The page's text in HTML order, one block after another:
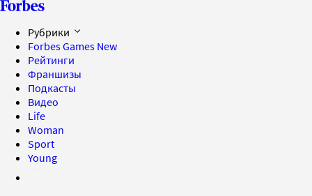
Рубрики
Forbes Games New
Рейтинги
Франшизы
Подкасты
Видео
Life
Woman
Sport
Young